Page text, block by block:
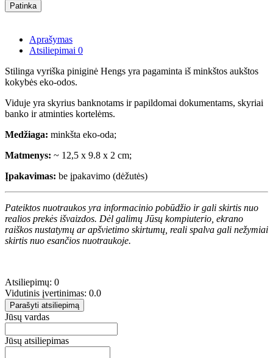
Patinka
Aprašymas
Atsiliepimai 0
Stilinga vyriška piniginė Hengs yra pagaminta iš minkštos aukštos
kokybės eko-odos.
Viduje yra skyrius banknotams ir papildomai dokumentams, skyriai
banko ir atminties kortelėms.
Medžiaga: minkšta eko-oda;
Matmenys: ~ 12,5 x 9.8 x 2 cm;
Įpakavimas: be įpakavimo (dėžutės)
Pateiktos nuotraukos yra informacinio pobūdžio ir gali skirtis nuo
realios prekės išvaizdos. Dėl galimų Jūsų kompiuterio, ekrano
raiškos nustatymų ar apšvietimo skirtumų, reali spalva gali nežymiai
skirtis nuo esančios nuotraukoje.
Atsiliepimų: 0
Vidutinis įvertinimas: 0.0
Parašyti atsiliepimą
Jūsų vardas
Jūsų atsiliepimas